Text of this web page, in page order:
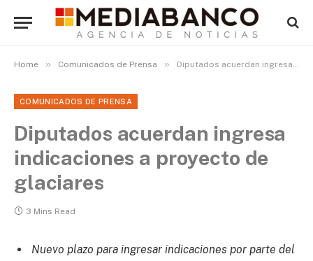
Home » Comunicados de Prensa » Diputados acuerdan ingresa indicaciones a proyecto de glaciares
COMUNICADOS DE PRENSA
Diputados acuerdan ingresa
indicaciones a proyecto de
glaciares
3 Mins Read
Nuevo plazo para ingresar indicaciones por parte del